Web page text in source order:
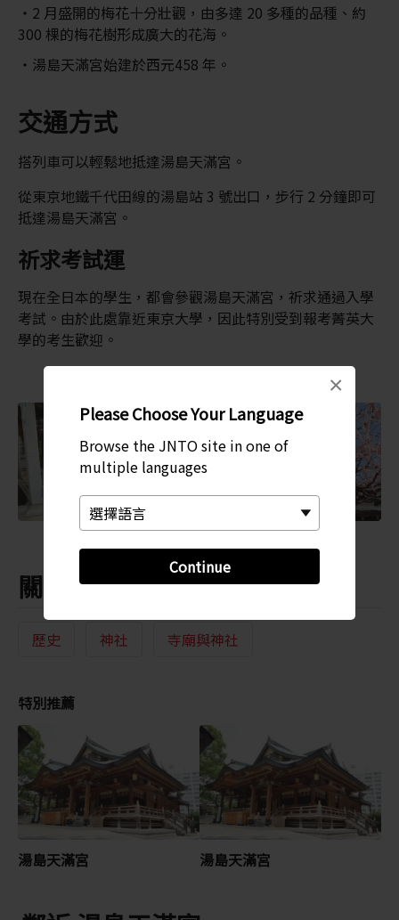
Please Choose Your Language
Browse the JNTO site in one of
multiple languages
Continue
×
2 月盛開的梅花十分壯觀，由多達 20 多種的品種、約
300 棵的梅花樹形成廣大的花海。
湯島天滿宮始建於西元458 年。
交通方式
搭列車可以輕鬆地抵達湯島天滿宮。
從東京地鐵千代田線的湯島站 3 號出口，步行 2 分鐘即可
抵達湯島天滿宮。
祈求考試運
現在全日本的學生，都會參觀湯島天滿宮，祈求通過入學
考試。由於此處靠近東京大學，因此特別受到報考菁英大
學的考生歡迎。
關鍵字
歷史 神社 寺廟與神社
特別推薦
湯島天滿宮 湯島天滿宮